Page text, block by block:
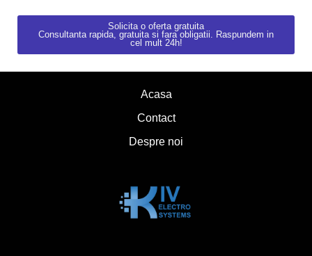
Solicita o oferta gratuita
Consultanta rapida, gratuita si fara obligatii. Raspundem in
cel mult 24h!
Acasa
Contact
Despre noi